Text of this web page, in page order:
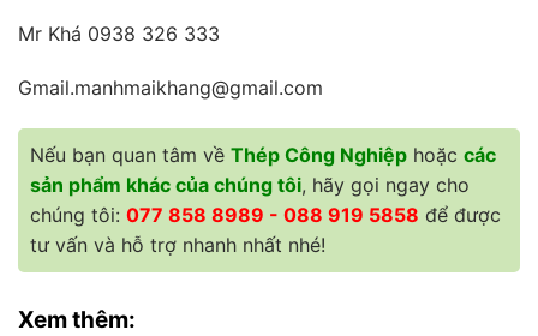
Mr Khá 0938 326 333
Gmail.manhmaikhang@gmail.com
Nếu bạn quan tâm về Thép Công Nghiệp hoặc các
sản phẩm khác của chúng tôi, hãy gọi ngay cho
chúng tôi: 077 858 8989 - 088 919 5858 để được
tư vấn và hỗ trợ nhanh nhất nhé!
Xem thêm: